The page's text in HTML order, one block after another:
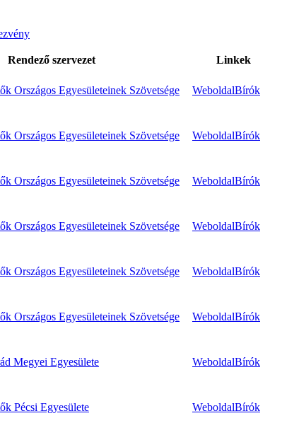
Rendező szervezet
Linkek
Országos Egyesületeinek Szövetsége WeboldalBírók
Országos Egyesületeinek Szövetsége WeboldalBírók
Országos Egyesületeinek Szövetsége WeboldalBírók
Országos Egyesületeinek Szövetsége WeboldalBírók
Országos Egyesületeinek Szövetsége WeboldalBírók
Országos Egyesületeinek Szövetsége WeboldalBírók
Megyei Egyesülete WeboldalBírók
Pécsi Egyesülete WeboldalBírók